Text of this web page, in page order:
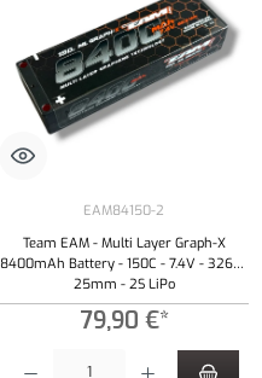
EAM84150-2
Team EAM - Multi Layer Graph-X
8400mAh Battery - 150C - 7.4V - 326g -
25mm - 2S LiPo
79,90 €*